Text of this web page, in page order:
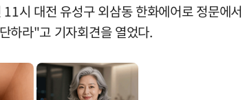
시 대전 유성구 외삼동 한화에어로 정문에
하라"고 기자회견을 열었다.